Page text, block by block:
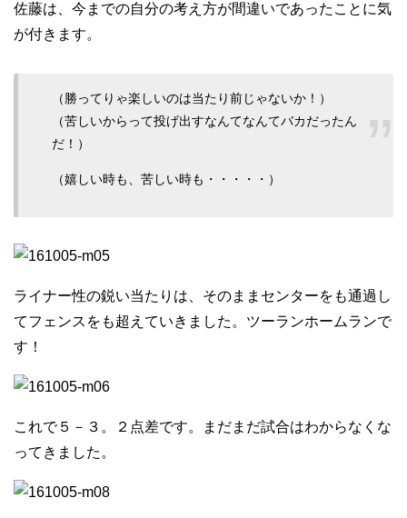
佐藤は、今までの自分の考え方が間違いであったことに気
が付きます。
（勝ってりゃ楽しいのは当たり前じゃないか！）
（苦しいからって投げ出すなんてなんてバカだったん
だ！）
（嬉しい時も、苦しい時も・・・・・）
ライナー性の鋭い当たりは、そのままセンターをも通過し
てフェンスをも超えていきました。ツーランホームランで
す！
これで５－３。２点差です。まだまだ試合はわからなくな
ってきました。